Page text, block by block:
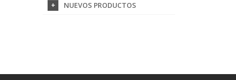
NUEVOS PRODUCTOS